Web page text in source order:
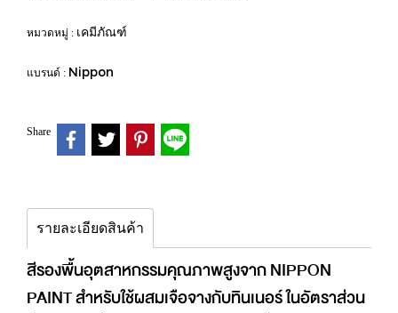
หมวดหมู่ : เคมีภัณฑ์
แบรนด์ : Nippon
Share
รายละเอียดสินค้า
สีรองพื้นอุตสาหกรรมคุณภาพสูงจาก NIPPON
PAINT สำหรับใช้ผสมเจือจางกับทินเนอร์ ในอัตราส่วน